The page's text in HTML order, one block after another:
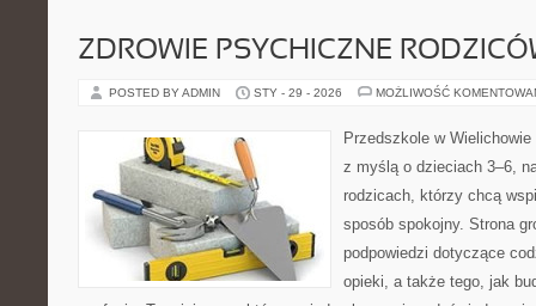
ZDROWIE PSYCHICZNE
POSTED BY ADMIN STY - 29 - 2026 MOŻLIWOŚĆ
Przedszkole w
z myślą o dzieciach 3–6,
rodzicach, którzy chcą
sposób spokojny. Strona
podpowiedzi dotyczące
opieki, a także tego, jak